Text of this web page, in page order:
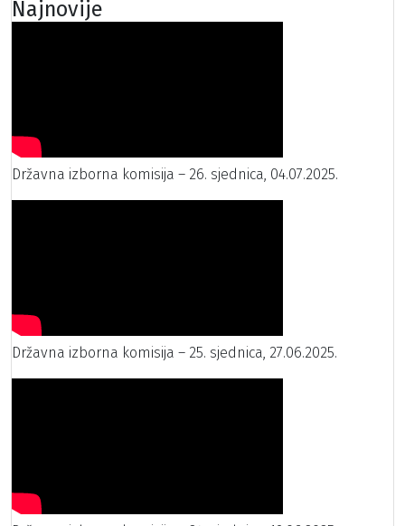
Najnovije
Državna izborna komisija – 26. sjednica, 04.07.2025.
Državna izborna komisija – 25. sjednica, 27.06.2025.